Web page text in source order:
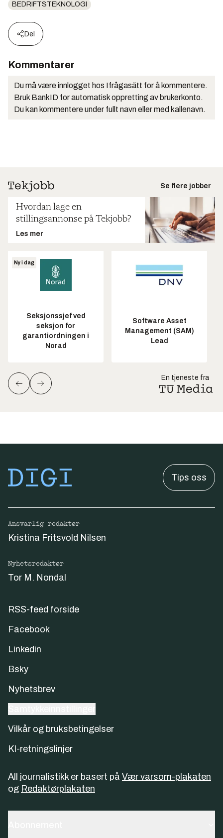
BEDRIFTSTEKNOLOGI
Del
Kommentarer
Du må være innlogget hos Ifrågasätt for å kommentere.
Bruk BankID for automatisk oppretting av brukerkonto.
Du kan kommentere under fullt navn eller med kallenavn.
Se flere jobber
Hvordan lage en
stillingsannonse på Tekjobb?
Les mer
Ny i dag
Seksjonssjef ved
seksjon for
garantiordningen i
Norad
Software Asset
Management (SAM)
Lead
En tjeneste fra
Tips oss
Ansvarlig redaktør
Kristina Fritsvold Nilsen
Nyhetsredaktør
Tor M. Nondal
RSS-feed forside
Facebook
Linkedin
Bsky
Nyhetsbrev
Vilkår og bruksbetingelser
KI-retningslinjer
All journalistikk er basert på Vær varsom-plakaten
og Redaktørplakaten